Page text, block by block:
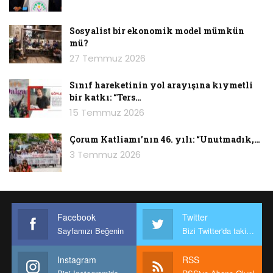
gazetecilerin yapamadıkları neydi/nedir?
Örgütlenme ve mücadele etme biçimleri ne
olmalıdır?
Sosyalist bir ekonomik model mümkün
mü?
27 Temmuz 2026
Sınıf hareketinin yol arayışına kıymetli
bir katkı: “Ters…
15 Temmuz 2026
Çorum Katliamı’nın 46. yılı: “Unutmadık,…
3 Temmuz 2026
Facebook
Sayfamızı Beğenin
Twitter
Bizi Twitter'da takip edin
Instagram RSS